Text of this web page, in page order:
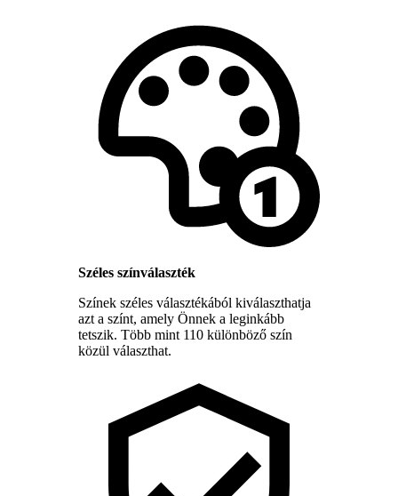
Széles színválaszték
Színek széles választékából kiválaszthatja
azt a színt, amely Önnek a leginkább
tetszik. Több mint 110 különböző szín
közül választhat.